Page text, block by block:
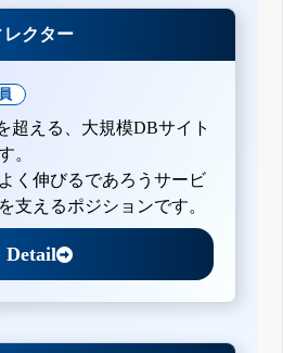
レクター
超える、大規模DBサイト
。
く伸びるであろうサービ
支えるポジションです。
Detail